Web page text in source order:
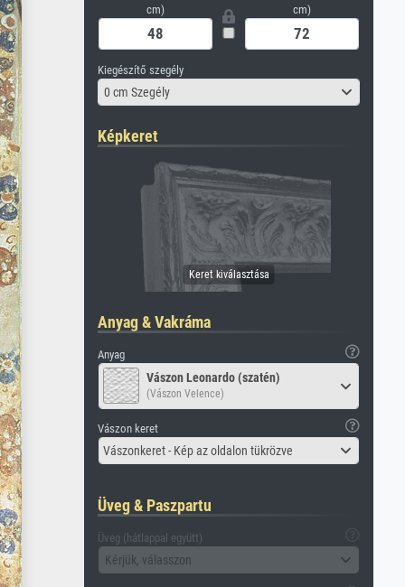
cm)
cm)
Kiegészítő szegély
0 cm Szegély
Képkeret
Anyag & Vakráma
Anyag
Vászon Leonardo (szatén)
(Vászon Velence)
Vászon keret
Vászonkeret - Kép az oldalon tükrözve
Üveg & Paszpartu
Üveg (hátlappal együtt)
Kérjük, válasszon